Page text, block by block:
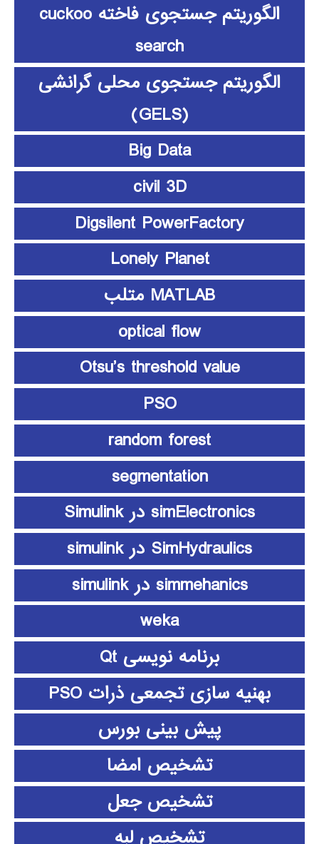
الگوریتم جستجوی فاخته cuckoo
search
الگوریتم جستجوی محلی گرانشی
(GELS)
Big Data
civil 3D
Digsilent PowerFactory
Lonely Planet
MATLAB متلب
optical flow
Otsu’s threshold value
PSO
random forest
segmentation
simElectronics در Simulink
SimHydraulics در simulink
simmehanics در simulink
weka
برنامه نویسی Qt
بهنیه سازی تجمعی ذرات PSO
پیش بینی بورس
تشخیص امضا
تشخیص جعل
تشخیص لبه